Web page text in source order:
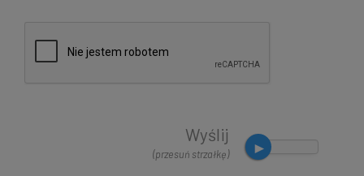
Wyślij
(przesuń strzałkę)